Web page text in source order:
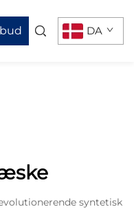
DA
syntetisk